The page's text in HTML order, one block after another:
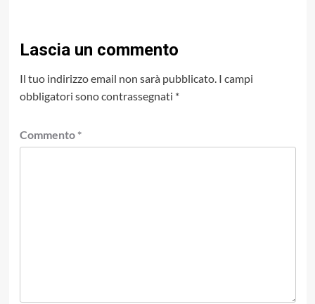
Lascia un commento
Il tuo indirizzo email non sarà pubblicato. I campi
obbligatori sono contrassegnati *
Commento *